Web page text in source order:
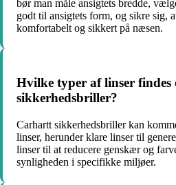
bør man måle ansigtets bredde,
godt til ansigtets form, og sikre sig,
komfortabelt og sikkert på næsen.
Hvilke typer af linser
sikkerhedsbriller?
Carhartt sikkerhedsbriller kan
linser, herunder klare linser til
linser til at reducere genskær og
synligheden i specifikke miljøer.